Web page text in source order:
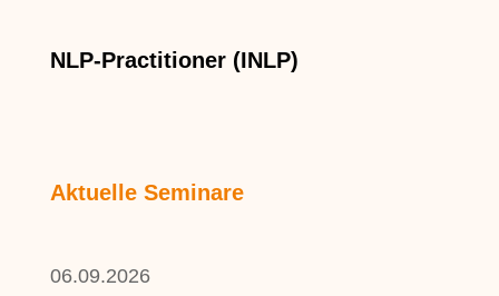
NLP-Practitioner (INLP)
Aktuelle Seminare
06.09.2026